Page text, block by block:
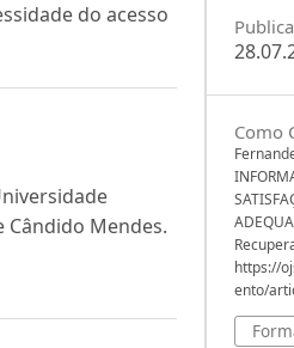
do acesso
Cândido Mendes.
Como
https://
ento/